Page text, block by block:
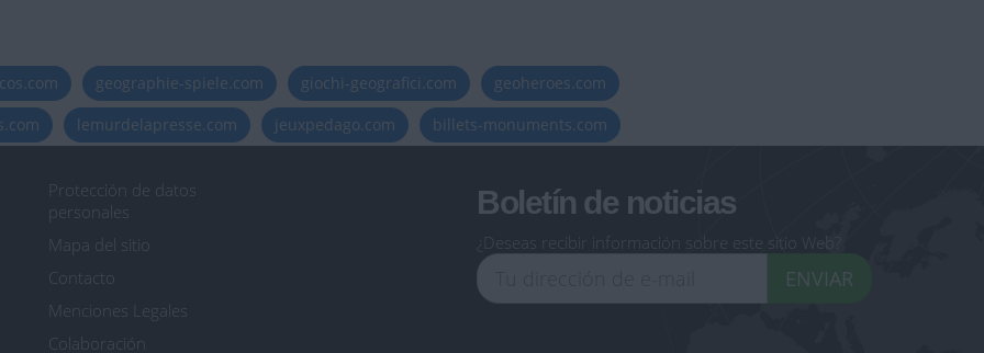
geographie-spiele.com giochi-geografici.com
geoheroes.com
lemurdelapresse.com jeuxpedago.com billets-monuments.com
Protección de datos
personales
Mapa del sitio
Contacto
Menciones Legales
Colaboración
Boletín de noticias
¿Deseas recibir información sobre este sitio Web?
ENVIAR